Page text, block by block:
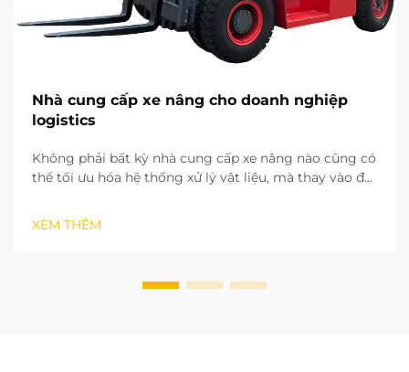
Nhà cung cấp xe nâng cho doanh nghiệp
logistics
Không phải bất kỳ nhà cung cấp xe nâng nào cũng có
thể tối ưu hóa hệ thống xử lý vật liệu, mà thay vào đó
tác chiến lược dài hạn. Dựa trên nhiều năm kinh
nghiệm triển khai các dự án tại hiện trường ở nhiều
XEM THÊM